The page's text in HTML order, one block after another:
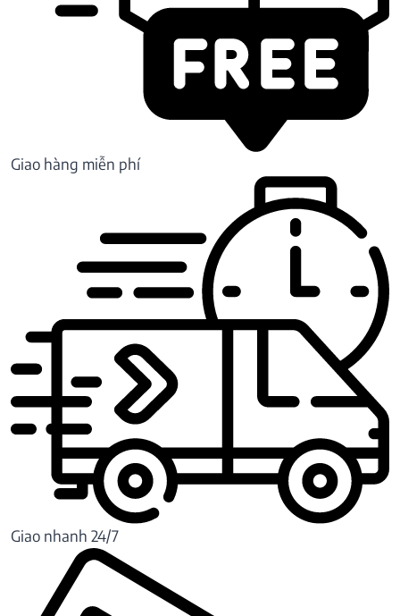
Giao hàng miễn phí
Giao nhanh 24/7